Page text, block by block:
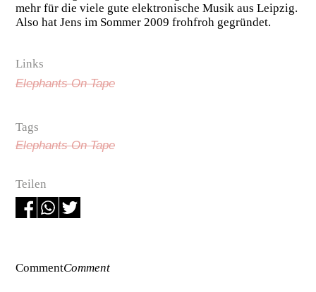
mehr für die viele gute elektronische Musik aus Leipzig.
Also hat Jens im Sommer 2009 frohfroh gegründet.
Links
Elephants On Tape
Tags
Elephants On Tape
Teilen
CommentComment